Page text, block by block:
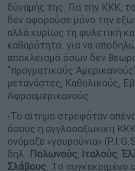
δύναμής της. Για την ΚΚΚ,
δεν αφορούσε μόνο την
αλλά κυρίως τη φυλετική
καθαρότητα. για να
αποκλεισμό όσων δεν
"πραγματικούς
μετανάστες, Καθολικούς,
Αφροαμερικανούς.
-Το αίτημα στρεφόταν
όσους η αγγλοσαξωνικη
ονόμαζε «γουρούνια»
δηλ.. Πολωνούς, Ιταλούς,
Σλάβους. Tο συγκεκριμένο